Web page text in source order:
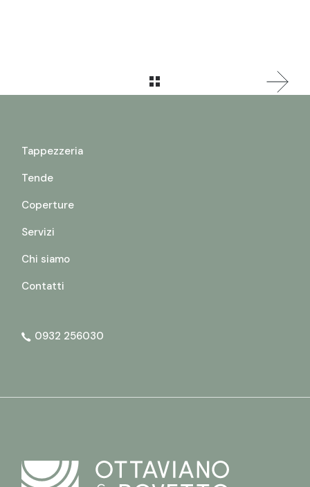
Tappezzeria
Tende
Coperture
Servizi
Chi siamo
Contatti
0932 256030